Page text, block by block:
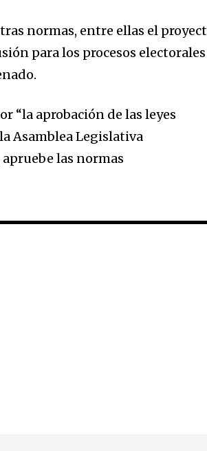
normas, entre ellas el
para los procesos electorales
“la aprobación de las leyes
Asamblea Legislativa
las normas